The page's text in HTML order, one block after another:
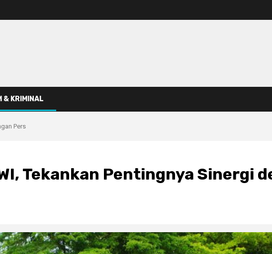
& KRIMINAL
Pers
Tekankan Pentingnya Sinergi